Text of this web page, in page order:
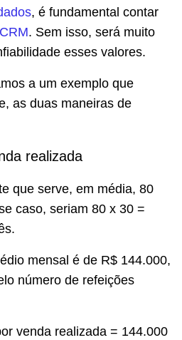
, é fundamental contar
. Sem isso, será muito
esses valores.
a um exemplo que
as duas maneiras de
realizada
que serve, em média, 80
caso, seriam 80 x 30 =
mensal é de R$ 144.000,
número de refeições
venda realizada = 144.000